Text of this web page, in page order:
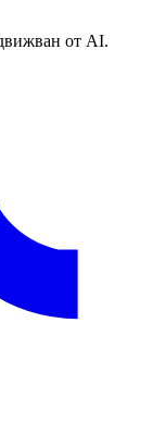
от AI.